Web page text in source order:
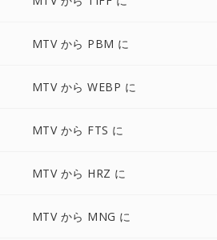
MTV から PBM に
MTV から WEBP に
MTV から FTS に
MTV から HRZ に
MTV から MNG に